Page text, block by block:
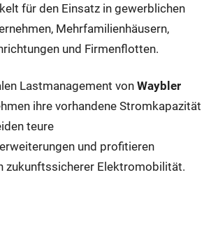
für den Einsatz in gewerblichen
Mehrfamilienhäusern,
und Firmenflotten.
Lastmanagement von Waybler
ihre vorhandene Stromkapazität
teure
und profitieren
zukunftssicherer Elektromobilität.